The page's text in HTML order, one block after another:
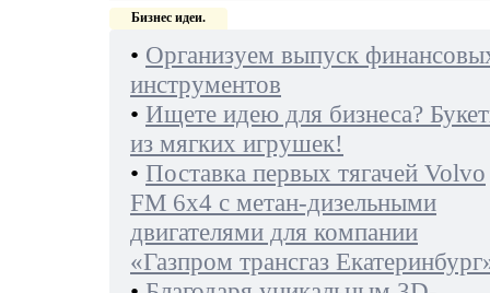
Бизнес идеи.
• Организуем выпуск
инструментов
• Ищете идею для бизнеса?
из мягких игрушек!
• Поставка первых тягачей Volvo
FM 6х4 с метан-дизельными
двигателями для компании
«Газпром трансгаз